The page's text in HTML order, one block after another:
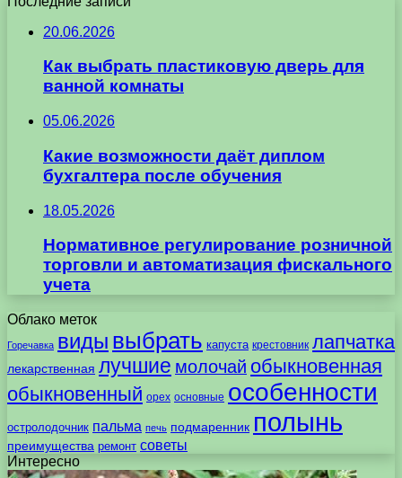
20.06.2026
Как выбрать пластиковую дверь для
ванной комнаты
05.06.2026
Какие возможности даёт диплом
бухгалтера после обучения
18.05.2026
Нормативное регулирование розничной
торговли и автоматизация фискального
учета
Облако меток
Горечавка виды выбрать капуста крестовник лапчатка
лекарственная лучшие молочай обыкновенная
обыкновенный орех основные особенности
остролодочник пальма печь подмаренник полынь
преимущества ремонт советы
Интересно